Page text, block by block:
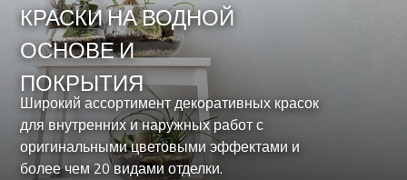
КРАСКИ НА ВОДНОЙ
ОСНОВЕ И
ПОКРЫТИЯ
Широкий ассортимент декоративных красок
для внутренних и наружных работ с
оригинальными цветовыми эффектами и
более чем 20 видами отделки.